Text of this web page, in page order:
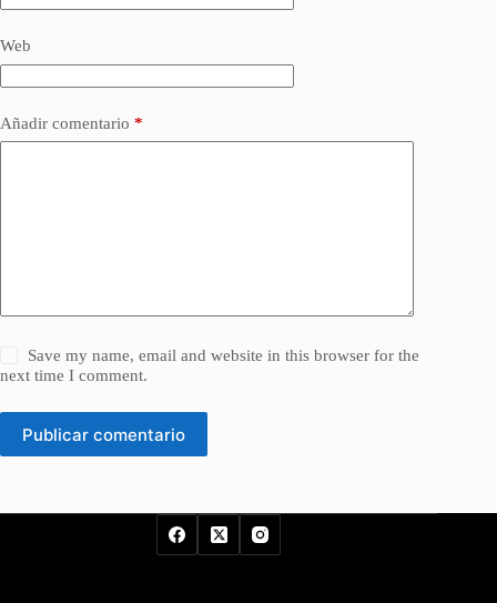
Web
Añadir comentario *
Save my name, email and website in this browser for the
next time I comment.
Publicar comentario